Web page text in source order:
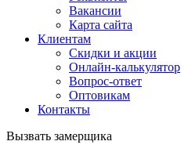
Вакансии
Карта сайта
Клиентам
Скидки и акции
Онлайн-калькулятор
Вопрос-ответ
Оптовикам
Контакты
Вызвать замерщика